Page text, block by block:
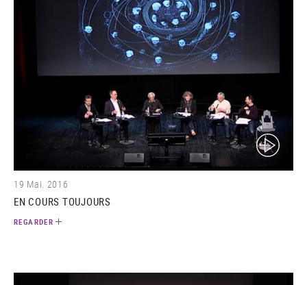
(video)
19 Mai. 2016
EN COURS TOUJOURS
REGARDER